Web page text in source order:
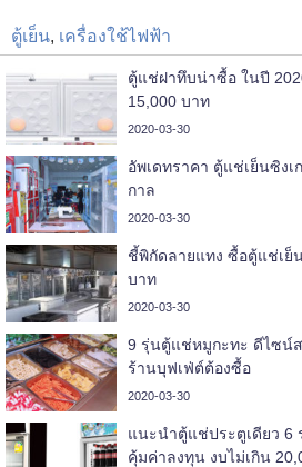
ตู้เย็น เครื่องใช้ไฟฟ้า
ตู้แช่ฝาทึบน่าซื้อ ในปี
15,000 บาท
2020-03-30
อัพเดทราคา ตู้แช่เย็นซิง
กาล
2020-03-30
ชี้พิกัดลายแทง ซื้อตู้แช่เย็
บาท
2020-03-30
9 รุ่นตู้แช่หมูกะทะ ดีไซน์
ร้านบุฟเฟ่ต์ต้องซื้อ
2020-03-30
แนะนำตู้แช่ประตูเดียว 6
คุ้มค่าลงทุน งบไม่เกิน